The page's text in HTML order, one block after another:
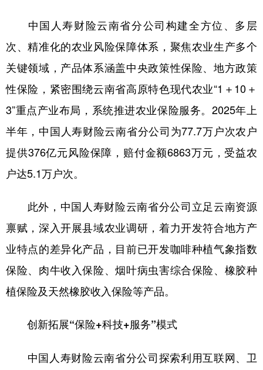
中国人寿财险云南省分公司构建全方位、多层
次、精准化的农业风险保障体系，聚焦农业生产多个
关键领域，产品体系涵盖中央政策性保险、地方政策
性保险，紧密围绕云南省高原特色现代农业“1＋10＋
3”重点产业布局，系统推进农业保险服务。2025年上
半年，中国人寿财险云南省分公司为77.7万户次农户
提供376亿元风险保障，赔付金额6863万元，受益农
户达5.1万户次。
此外，中国人寿财险云南省分公司立足云南资源
禀赋，深入开展县域农业调研，着力开发符合地方产
业特点的差异化产品，目前已开发咖啡种植气象指数
保险、肉牛收入保险、烟叶病虫害综合保险、橡胶种
植保险及天然橡胶收入保险等产品。
创新拓展“保险+科技+服务”模式
中国人寿财险云南省分公司探索利用互联网、卫